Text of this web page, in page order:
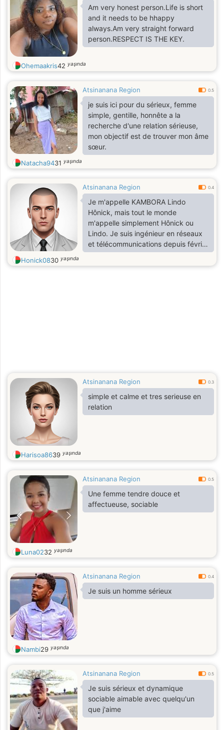
voyager pour vivre une belle
histoire.
Am very honest person.Life is short
and it needs to be hhappy
always.Am very straight forward
person.RESPECT IS THE KEY.
Ohemaakris42 yaşında
Atsinanana Region 0.5
je suis ici pour du sérieux, femme
simple, gentille, honnête a la
recherche d'une relation sérieuse,
mon objectif est de trouver mon âme
sœur.
Natacha9431 yaşında
Atsinanana Region 0.4
Je m'appelle KAMBORA Lindo
Hônick, mais tout le monde
m'appelle simplement Hônick ou
Lindo. Je suis ingénieur en réseaux
et télécommunications depuis février
2023, et j'exerce un emploi
professionnel dans mon domaine
Honick0830 yaşında
Atsinanana Region 0.3
simple et calme et tres serieuse en
relation
Harisoa8639 yaşında
Atsinanana Region 0.5
Une femme tendre douce et
affectueuse, sociable
Luna0232 yaşında
Atsinanana Region 0.4
Je suis un homme sérieux
Nambi29 yaşında
Atsinanana Region 0.5
Je suis sérieux et dynamique
sociable aimable avec quelqu'un
que j'aime